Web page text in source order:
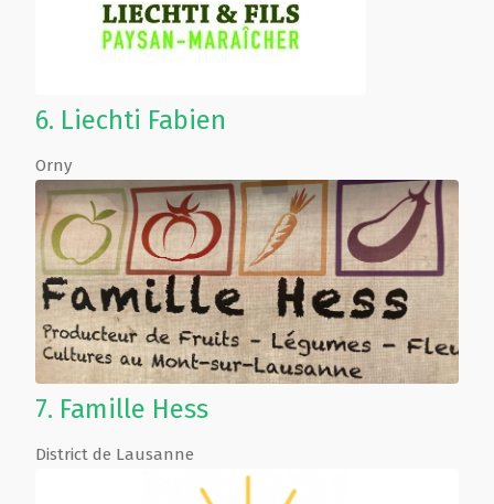
6. Liechti Fabien
Orny
7. Famille Hess
District de Lausanne